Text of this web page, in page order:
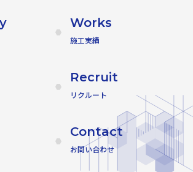
Works
施工実績
Recruit
リクルート
Contact
お問い合わせ